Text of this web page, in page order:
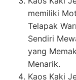
memiliki
Telapak
Sendiri
yang
Menarik.
Kaos Kaki